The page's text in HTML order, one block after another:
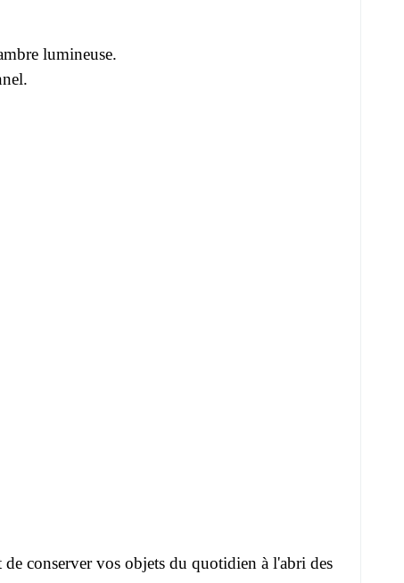
lumineuse.
conserver vos objets du quotidien à l'abri des